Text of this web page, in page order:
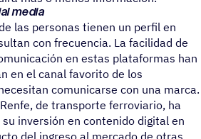
media
las personas tienen un perfil en
con frecuencia. La facilidad de
en estas plataformas han
en el canal favorito de los
comunicarse con una marca.
de transporte ferroviario, ha
inversión en contenido digital en